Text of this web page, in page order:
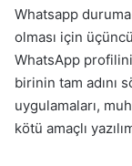
Whatsapp
olması için
WhatsApp
birinin tam adını
uygulamaları,
kötü amaçlı